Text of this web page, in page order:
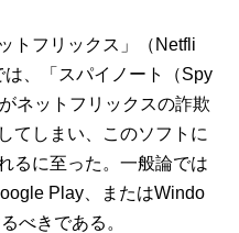
トフリックス」（Netfli
、「スパイノート（Spy
ネットフリックスの詐欺
てしまい、このソフトに
るに至った。一般論では
Play、またはWindo
べきである。